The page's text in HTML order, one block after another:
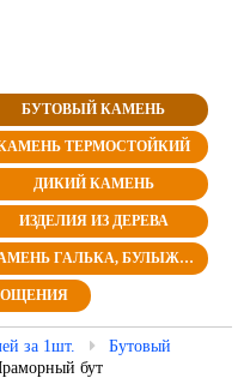
БУТОВЫЙ КАМЕНЬ
ТЕРМОСТОЙКИЙ
ДИКИЙ КАМЕНЬ
ИЗДЕЛИЯ ИЗ ДЕРЕВА
КАМЕНЬ ГАЛЬКА, БУЛЫЖНИК И ВАЛУН
за 1шт.
Бутовый
бут